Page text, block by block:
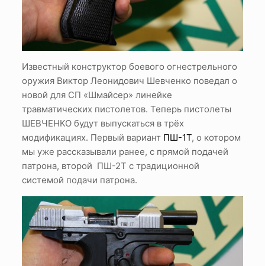
Известный конструктор боевого огнестрельного
оружия Виктор Леонидович Шевченко поведал о
новой для СП «Шмайсер» линейке
травматических пистолетов. Теперь пистолеты
ШЕВЧЕНКО будут выпускаться в трёх
модификациях. Первый вариант ПШ-1Т, о котором
мы уже рассказывали ранее, с прямой подачей
патрона, второй ПШ-2Т с традиционной
системой подачи патрона.